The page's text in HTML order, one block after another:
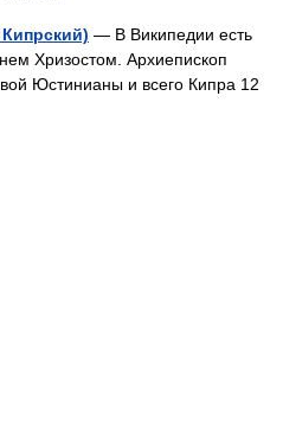
— В Википедии есть
Хризостом. Архиепископ
Юстинианы и всего Кипра 12